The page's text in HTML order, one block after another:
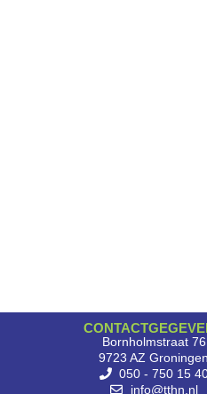
Bornholmstraat 76
9723 AZ Groningen
050 - 750 15
info@tthn.nl